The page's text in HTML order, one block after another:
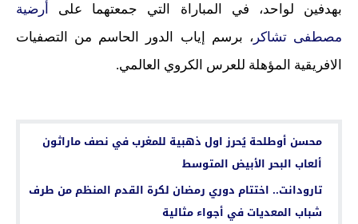
بهدفين لواحد، في المباراة التي جمعتهما على
أرضية
مصطفى تشاكر، برسم إياب الدور الحاسم من التصفيات
الافريقية المؤهلة للعرس الكروي العالمي.
محسن أوطلحة يُحرز اول ذهبية للمغرب في نصف ماراثون
ألعاب البحر الأبيض المتوسط
تارودانت.. اختتام دوري رمضان لكرة القدم المنظم من طرف
شباب المعديات في أجواء مثالية